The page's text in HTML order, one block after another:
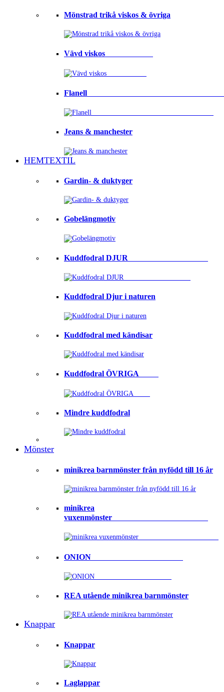
Mönstrad trikå viskos & övriga
Vävd viskos⠀⠀⠀⠀⠀⠀⠀⠀
Flanell
Jeans & manchester
HEMTEXTIL
Gardin- & duktyger
Gobelängmotiv
Kuddfodral DJUR ⠀⠀⠀⠀⠀⠀⠀⠀⠀⠀⠀⠀⠀
Kuddfodral Djur i naturen
Kuddfodral med kändisar
Kuddfodral ÖVRIGA ⠀⠀⠀
Mindre kuddfodral
Mönster
minikrea barnmönster från nyfödd till 16 år
minikrea
vuxenmönster⠀⠀⠀⠀⠀⠀⠀⠀⠀⠀⠀⠀⠀⠀⠀⠀
ONION ⠀⠀⠀⠀⠀⠀⠀⠀⠀⠀⠀⠀⠀⠀⠀
REA utående minikrea barnmönster
Knappar
Knappar
Laglappar